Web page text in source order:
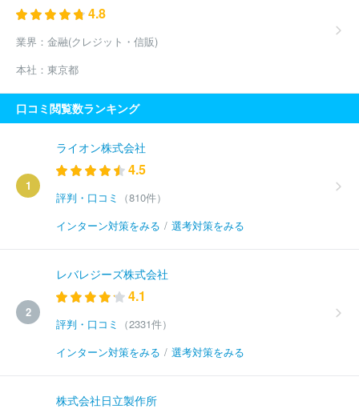
4.8
業界： 金融(クレジット・信販)
本社： 東京都
口コミ閲覧数ランキング
1
ライオン株式会社
4.5
評判・口コミ
（810件）
インターン対策をみる / 選考対策をみる
2
レバレジーズ株式会社
4.1
評判・口コミ
（2331件）
インターン対策をみる / 選考対策をみる
株式会社日立製作所